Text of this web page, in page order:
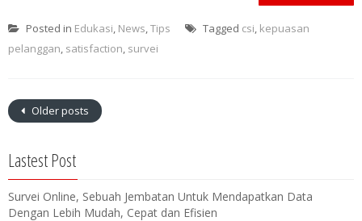
Posted in Edukasi, News,Tips Tagged csi, kepuasan
pelanggan, satisfaction, survei
Older posts
Lastest Post
Survei Online, Sebuah Jembatan Untuk Mendapatkan Data
Dengan Lebih Mudah, Cepat dan Efisien